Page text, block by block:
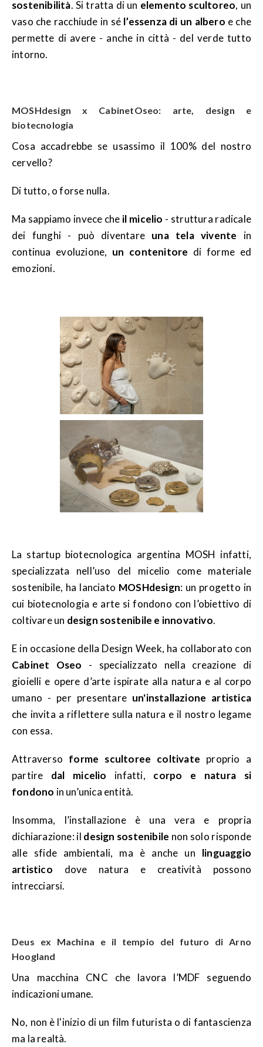
sostenibilità. Si tratta di un elemento scultoreo, un
vaso che racchiude in sé l’essenza di un albero e che
permette di avere - anche in città - del verde tutto
intorno.
MOSHdesign x CabinetOseo: arte, design e
biotecnologia
Cosa accadrebbe se usassimo il 100% del nostro
cervello?
Di tutto, o forse nulla.
Ma sappiamo invece che il micelio - struttura radicale
dei funghi - può diventare una tela vivente in
continua evoluzione, un contenitore di forme ed
emozioni.
La startup biotecnologica argentina MOSH infatti,
specializzata nell’uso del micelio come materiale
sostenibile, ha lanciato MOSHdesign: un progetto in
cui biotecnologia e arte si fondono con l’obiettivo di
coltivare un design sostenibile e innovativo.
E in occasione della Design Week, ha collaborato con
Cabinet Oseo - specializzato nella creazione di
gioielli e opere d’arte ispirate alla natura e al corpo
umano - per presentare un'installazione artistica
che invita a riflettere sulla natura e il nostro legame
con essa.
Attraverso forme scultoree coltivate proprio a
partire dal micelio infatti, corpo e natura si
fondono in un’unica entità.
Insomma, l’installazione è una vera e propria
dichiarazione: il design sostenibile non solo risponde
alle sfide ambientali, ma è anche un linguaggio
artistico dove natura e creatività possono
intrecciarsi.
Deus ex Machina e il tempio del futuro di Arno
Hoogland
Una macchina CNC che lavora l’MDF seguendo
indicazioni umane.
No, non è l'inizio di un film futurista o di fantascienza
ma la realtà.